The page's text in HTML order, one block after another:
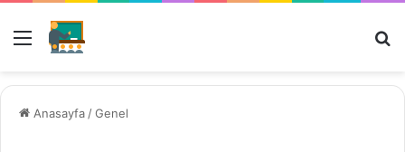
Menü
Anasayfa /Genel